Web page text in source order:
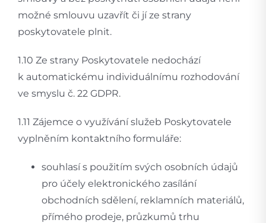
možné smlouvu uzavřít či jí ze strany
poskytovatele plnit.
1.10 Ze strany Poskytovatele nedochází
k automatickému individuálnímu rozhodování
ve smyslu č. 22 GDPR.
1.11 Zájemce o využívání služeb Poskytovatele
vyplněním kontaktního formuláře:
souhlasí s použitím svých osobních údajů
pro účely elektronického zasílání
obchodních sdělení, reklamních materiálů,
přímého prodeje, průzkumů trhu